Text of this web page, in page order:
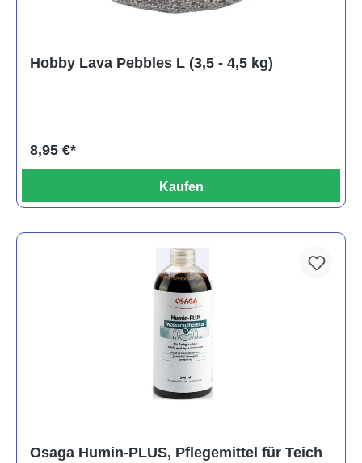
Hobby Lava Pebbles L (3,5 - 4,5 kg)
8,95 €*
Kaufen
Osaga Humin-PLUS, Pflegemittel für Teich